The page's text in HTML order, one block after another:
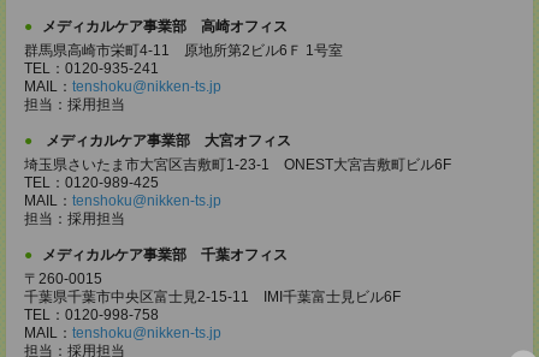
メディカルケア事業部 高崎オフィス
群馬県高崎市栄町4-11 原地所第2ビル6Ｆ 1号室
TEL：0120-935-241
MAIL： tenshoku@nikken-ts.jp
担当：採用担当
メディカルケア事業部 大宮オフィス
埼玉県さいたま市大宮区吉敷町1-23-1 ONEST大宮吉敷町ビル6F
TEL：0120-989-425
MAIL： tenshoku@nikken-ts.jp
担当：採用担当
メディカルケア事業部 千葉オフィス
〒260-0015
千葉県千葉市中央区富士見2-15-11 IMI千葉富士見ビル6F
TEL：0120-998-758
MAIL： tenshoku@nikken-ts.jp
担当：採用担当